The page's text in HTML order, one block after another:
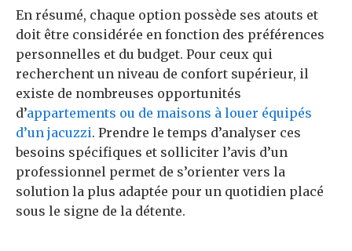
En résumé, chaque option possède ses atouts et
doit être considérée en fonction des préférences
personnelles et du budget. Pour ceux qui
recherchent un niveau de confort supérieur, il
existe de nombreuses opportunités
d’appartements ou de maisons à louer équipés
d’un jacuzzi. Prendre le temps d’analyser ces
besoins spécifiques et solliciter l’avis d’un
professionnel permet de s’orienter vers la
solution la plus adaptée pour un quotidien placé
sous le signe de la détente.